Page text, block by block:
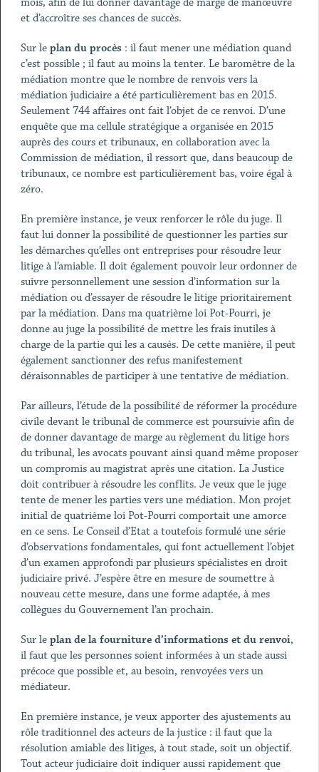
et d’accroître ses chances de succès.
Sur le plan du procès : il faut mener une médiation quand
c’est possible ; il faut au moins la tenter. Le baromètre de la
médiation montre que le nombre de renvois vers la
médiation judiciaire a été particulièrement bas en 2015.
Seulement 744 affaires ont fait l’objet de ce renvoi. D’une
enquête que ma cellule stratégique a organisée en 2015
auprès des cours et tribunaux, en collaboration avec la
Commission de médiation, il ressort que, dans beaucoup de
tribunaux, ce nombre est particulièrement bas, voire égal à
zéro.
En première instance, je veux renforcer le rôle du juge. Il
faut lui donner la possibilité de questionner les parties sur
les démarches qu’elles ont entreprises pour résoudre leur
litige à l’amiable. Il doit également pouvoir leur ordonner de
suivre personnellement une session d’information sur la
médiation ou d’essayer de résoudre le litige prioritairement
par la médiation. Dans ma quatrième loi Pot-Pourri, je
donne au juge la possibilité de mettre les frais inutiles à
charge de la partie qui les a causés. De cette manière, il peut
également sanctionner des refus manifestement
déraisonnables de participer à une tentative de médiation.
Par ailleurs, l’étude de la possibilité de réformer la procédure
civile devant le tribunal de commerce est poursuivie afin de
de donner davantage de marge au règlement du litige hors
du tribunal, les avocats pouvant ainsi quand même proposer
un compromis au magistrat après une citation. La Justice
doit contribuer à résoudre les conflits. Je veux que le juge
tente de mener les parties vers une médiation. Mon projet
initial de quatrième loi Pot-Pourri comportait une amorce
en ce sens. Le Conseil d’Etat a toutefois formulé une série
d’observations fondamentales, qui font actuellement l’objet
d’un examen approfondi par plusieurs spécialistes en droit
judiciaire privé. J’espère être en mesure de soumettre à
nouveau cette mesure, dans une forme adaptée, à mes
collègues du Gouvernement l’an prochain.
Sur le plan de la fourniture d’informations et du renvoi,
il faut que les personnes soient informées à un stade aussi
précoce que possible et, au besoin, renvoyées vers un
médiateur.
En première instance, je veux apporter des ajustements au
rôle traditionnel des acteurs de la justice : il faut que la
résolution amiable des litiges, à tout stade, soit un objectif.
Tout acteur judiciaire doit indiquer aussi rapidement que